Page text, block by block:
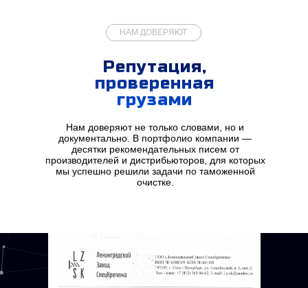
НАМ ДОВЕРЯЮТ
Репутация,
проверенная
грузами
Нам доверяют не только словами, но и
документально. В портфолио компании —
десятки рекомендательных писем от
производителей и дистрибьюторов, для которых
мы успешно решили задачи по таможенной
очистке.